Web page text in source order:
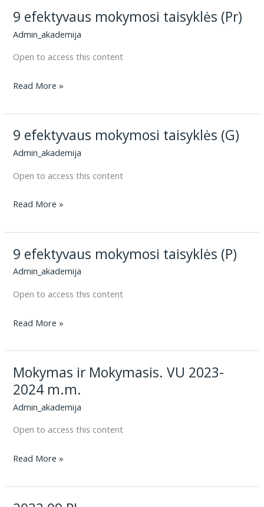
9 efektyvaus mokymosi taisyklės (Pr)
Admin_akademija
Open to access this content
9
mokymosi
taisyklės
(Pr)
Read More »
9 efektyvaus mokymosi taisyklės (G)
Admin_akademija
Open to access this content
9
mokymosi
taisyklės
(G)
Read More »
9 efektyvaus mokymosi taisyklės (P)
Admin_akademija
Open to access this content
9
mokymosi
taisyklės
(P)
Read More »
Mokymas ir Mokymasis. VU 2023-
2024 m.m.
Admin_akademija
Open to access this content
Mokymas
Mokymasis.
Read More »